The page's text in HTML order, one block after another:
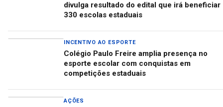
divulga resultado do edital que irá beneficiar
330 escolas estaduais
INCENTIVO AO ESPORTE
Colégio Paulo Freire amplia presença no
esporte escolar com conquistas em
competições estaduais
AÇÕES